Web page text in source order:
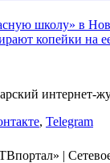
школу» в
копейки на
интернет-
, Telegram
|